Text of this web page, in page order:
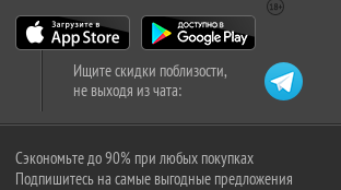
Ищите скидки поблизости,
не выходя из чата:
Сэкономьте до 90% при любых покупках
Подпишитесь на самые выгодные предложения